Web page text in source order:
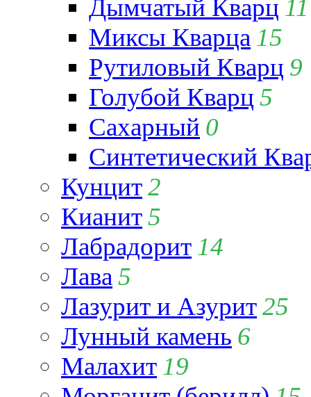
Дымчатый Кварц 11
Миксы Кварца 15
Рутиловый Кварц 9
Голубой Кварц 5
Сахарный 0
Синтетический
Кунцит2
Кианит5
Лабрадорит 14
Лава 5
Лазурит и Азурит25
Лунный камень 6
Малахит 19